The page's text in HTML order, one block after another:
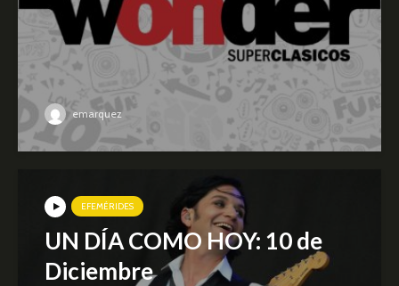
emarquez
EFEMÉRIDES
UN DÍA COMO HOY: 10 de
Diciembre